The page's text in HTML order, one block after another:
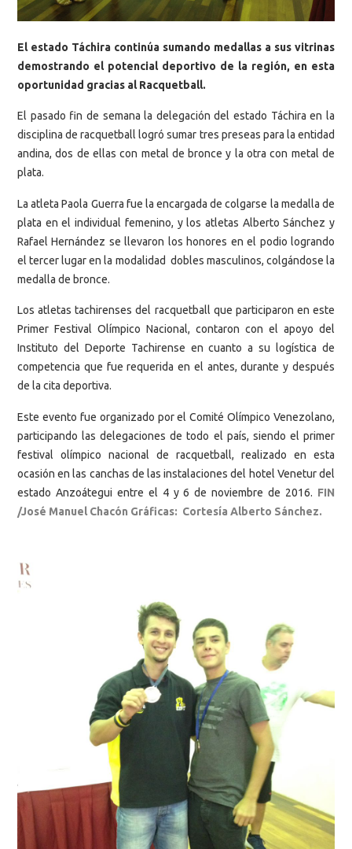
El estado Táchira continúa sumando medallas a sus vitrinas
demostrando el potencial deportivo de la región, en esta
oportunidad gracias al Racquetball.
El pasado fin de semana la delegación del estado Táchira en la
disciplina de racquetball logró sumar tres preseas para la entidad
andina, dos de ellas con metal de bronce y la otra con metal de
plata.
La atleta Paola Guerra fue la encargada de colgarse la medalla de
plata en el individual femenino, y los atletas Alberto Sánchez y
Rafael Hernández se llevaron los honores en el podio logrando
el tercer lugar en la modalidad dobles masculinos, colgándose la
medalla de bronce.
Los atletas tachirenses del racquetball que participaron en este
Primer Festival Olímpico Nacional, contaron con el apoyo del
Instituto del Deporte Tachirense en cuanto a su logística de
competencia que fue requerida en el antes, durante y después
de la cita deportiva.
Este evento fue organizado por el Comité Olímpico Venezolano,
participando las delegaciones de todo el país, siendo el primer
festival olímpico nacional de racquetball, realizado en esta
ocasión en las canchas de las instalaciones del hotel Venetur del
estado Anzoátegui entre el 4 y 6 de noviembre de 2016. FIN
/José Manuel Chacón Gráficas: Cortesía Alberto Sánchez.